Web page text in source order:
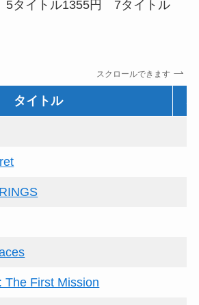
タイトル1355円 7タイトル
スクロールできます
タイトル
The First Mission